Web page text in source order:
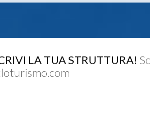
LA TUA STRUTTURA!